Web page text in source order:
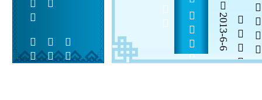
2013-6-6